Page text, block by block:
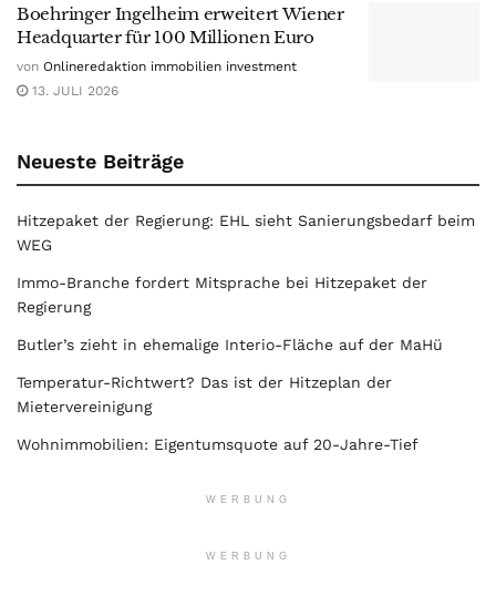
Boehringer Ingelheim erweitert Wiener
Headquarter für 100 Millionen Euro
von Onlineredaktion immobilien investment
13. JULI 2026
Neueste Beiträge
Hitzepaket der Regierung: EHL sieht Sanierungsbedarf beim
WEG
Immo-Branche fordert Mitsprache bei Hitzepaket der
Regierung
Butler’s zieht in ehemalige Interio-Fläche auf der MaHü
Temperatur-Richtwert? Das ist der Hitzeplan der
Mietervereinigung
Wohnimmobilien: Eigentumsquote auf 20-Jahre-Tief
WERBUNG
WERBUNG